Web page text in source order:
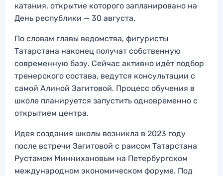
катания, открытие которого запланировано на
День республики — 30 августа.
По словам главы ведомства, фигуристы
Татарстана наконец получат собственную
современную базу. Сейчас активно идёт подбор
тренерского состава, ведутся консультации с
самой Алиной Загитовой. Процесс обучения в
школе планируется запустить одновременно с
открытием центра.
Идея создания школы возникла в 2023 году
после встречи Загитовой с раисом Татарстана
Рустамом Миннихановым на Петербургском
международном экономическом форуме. Под